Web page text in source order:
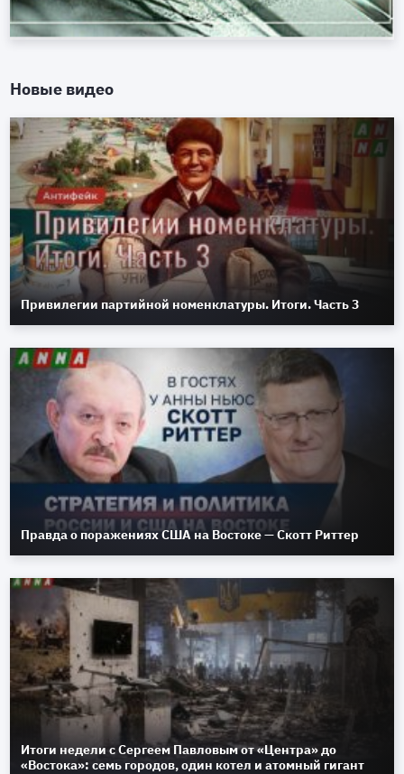
Новые видео
Привилегии партийной номенклатуры. Итоги. Часть 3
Правда о поражениях США на Востоке — Скотт Риттер
Итоги недели с Сергеем Павловым от «Центра» до
«Востока»: семь городов, один котел и атомный гигант